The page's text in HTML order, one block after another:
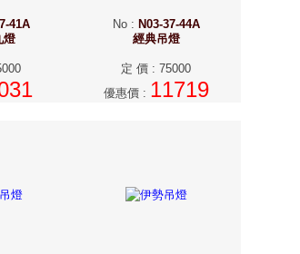
41A
燈
No: N03-37-44A
經典吊燈
定 價 : 75000
優惠價: 11719